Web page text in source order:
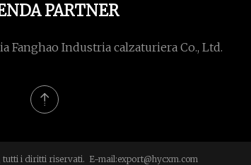
PARTNER
Fanghao Industria calzaturiera Co., Ltd.
i diritti riservati. E-mail:export@hycxm.com